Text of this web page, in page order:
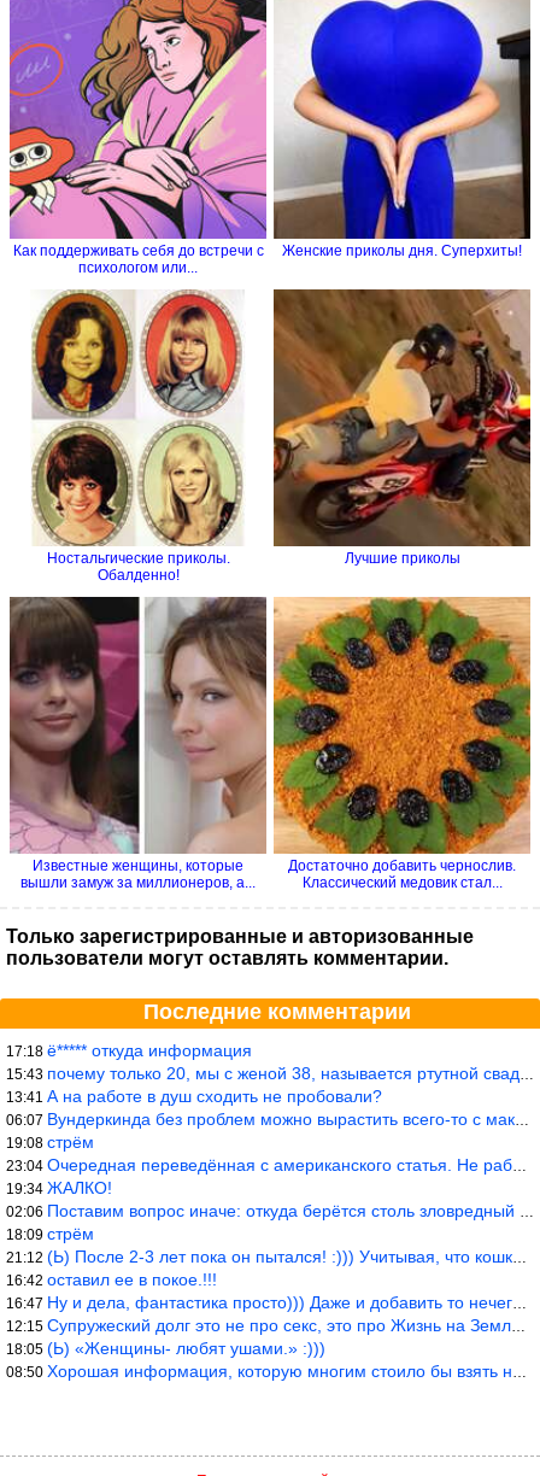
Как поддерживать себя до встречи с
психологом или...
Женские приколы дня. Суперхиты!
Ностальгические приколы.
Обалденно!
Лучшие приколы
Известные женщины, которые
вышли замуж за миллионеров, а...
Достаточно добавить чернослив.
Классический медовик стал...
Только зарегистрированные и авторизованные
пользователи могут оставлять комментарии.
Последние комментарии
17:18 ё***** откуда информация
15:43 почему только 20, мы с женой 38, называется ртутной свадьбой, гр
13:41 А на работе в душ сходить не пробовали?
06:07 Вундеркинда без проблем можно вырастить всего-то с максимально р
19:08 стрём
23:04 Очередная переведённая с американского статья. Не работает эта ф
19:34 ЖАЛКО!
02:06 Поставим вопрос иначе: откуда берётся столь зловредный феминизм?
18:09 стрём
21:12 (Ь) После 2-3 лет пока он пытался! :))) Учитывая, что кошки 10-1
16:42 оставил ее в покое.!!!
16:47 Ну и дела, фантастика просто))) Даже и добавить то нечего…
12:15 Супружеский долг это не про секс, это про Жизнь на Земле. Супруж
18:05 (Ь) «Женщины- любят ушами.» :)))
08:50 Хорошая информация, которую многим стоило бы взять на вооружение